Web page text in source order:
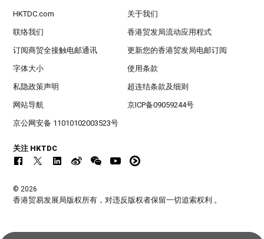
HKTDC.com 关于我们
联络我们 香港贸发局流动应用程式
订阅商贸全接触电邮通讯 更新您的香港贸发局电邮订阅
字体大小 使用条款
私隐政策声明 超连结条款及细则
网站导航 京ICP备09059244号
京公网安备 11010102003523号
关注 HKTDC
© 2026
香港贸易发展局版权所有，对违反版权者保留一切追索权利 。